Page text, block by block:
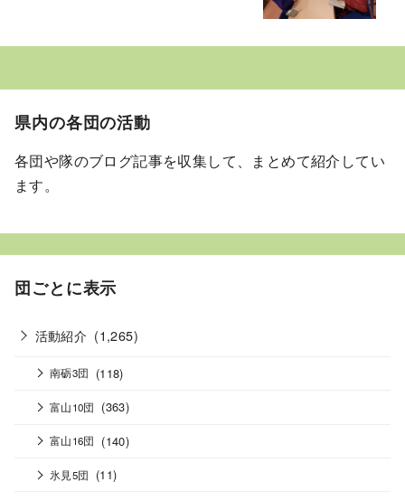
県内の各団の活動
各団や隊のブログ記事を収集して、まとめて紹介してい
ます。
団ごとに表示
活動紹介 (1,265)
南砺3団 (118)
富山10団 (363)
富山16団 (140)
氷見5団 (11)